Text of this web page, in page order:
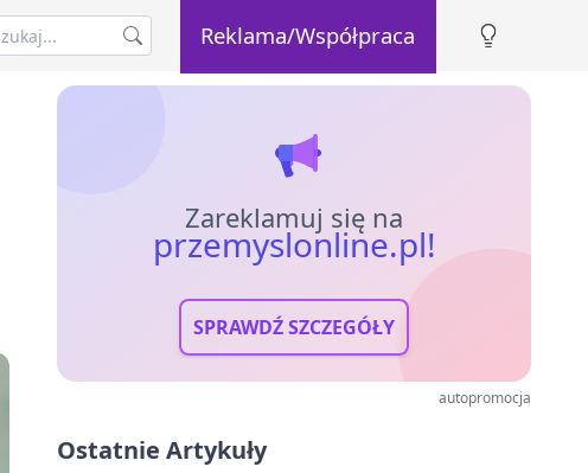
Reklama/Współpraca
Zareklamuj się na
przemyslonline.pl!
SPRAWDŹ SZCZEGÓŁY
autopromocja
Ostatnie Artykuły